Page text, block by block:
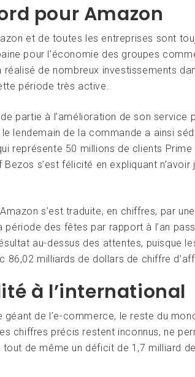
pour Amazon
et de toutes les entreprises sont
pour l’économie des groupes
réalisé de nombreux investissements
période très active.
partie à l’amélioration de son service
lendemain de la commande a ainsi
représente 50 millions de clients Prime
s’est félicité en expliquant n’avoir
s’est traduite, en chiffres, par une
des fêtes par rapport à l’an
au-dessus des attentes, puisque
milliards de dollars de chiffre
à l’international
géant de l’e-commerce, le reste du
chiffres précis restent inconnus, ne
de même un déficit de 1,7 milliard